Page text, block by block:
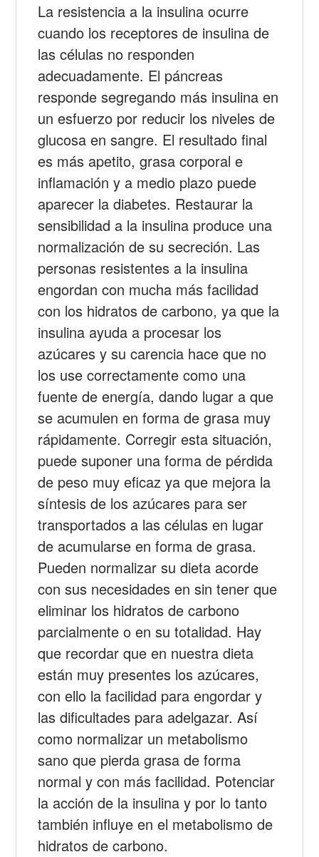
La resistencia a la insulina ocurre
cuando los receptores de insulina de
las células no responden
adecuadamente. El páncreas
responde segregando más insulina en
un esfuerzo por reducir los niveles de
glucosa en sangre. El resultado final
es más apetito, grasa corporal e
inflamación y a medio plazo puede
aparecer la diabetes. Restaurar la
sensibilidad a la insulina produce una
normalización de su secreción. Las
personas resistentes a la insulina
engordan con mucha más facilidad
con los hidratos de carbono, ya que la
insulina ayuda a procesar los
azúcares y su carencia hace que no
los use correctamente como una
fuente de energía, dando lugar a que
se acumulen en forma de grasa muy
rápidamente. Corregir esta situación,
puede suponer una forma de pérdida
de peso muy eficaz ya que mejora la
síntesis de los azúcares para ser
transportados a las células en lugar
de acumularse en forma de grasa.
Pueden normalizar su dieta acorde
con sus necesidades en sin tener que
eliminar los hidratos de carbono
parcialmente o en su totalidad. Hay
que recordar que en nuestra dieta
están muy presentes los azúcares,
con ello la facilidad para engordar y
las dificultades para adelgazar. Así
como normalizar un metabolismo
sano que pierda grasa de forma
normal y con más facilidad. Potenciar
la acción de la insulina y por lo tanto
también influye en el metabolismo de
hidratos de carbono.